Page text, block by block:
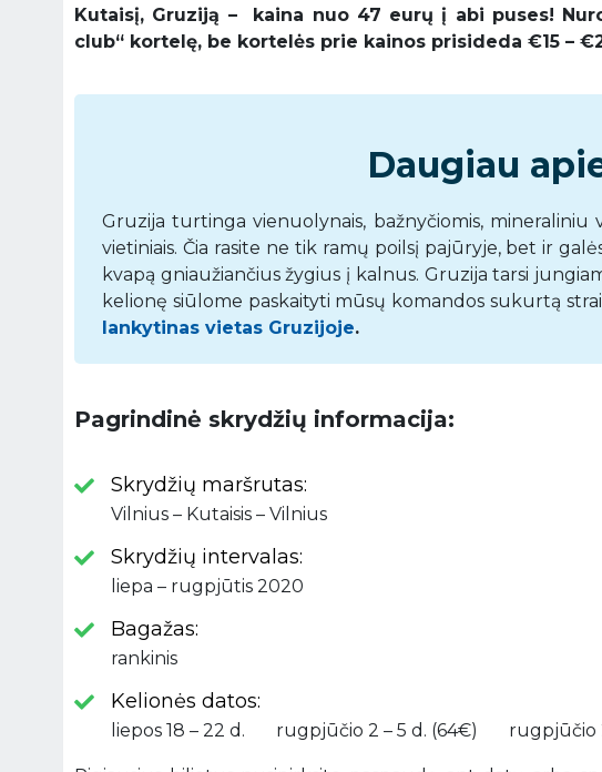
Kutaisį, Gruziją – kaina nuo 47 eurų į abi puses!
club“ kortelę, be kortelės prie kainos prisideda €15 –
Daugiau
Gruzija turtinga vienuolynais, bažnyčiomis,
vietiniais. Čia rasite ne tik ramų poilsį pajūryje, bet ir
kvapą gniaužiančius žygius į kalnus. Gruzija tarsi
kelionę siūlome paskaityti mūsų komandos sukurtą
lankytinas vietas Gruzijoje.
Pagrindinė skrydžių informacija:
Skrydžių maršrutas:
Vilnius – Kutaisis – Vilnius
Skrydžių intervalas:
liepa – rugpjūtis 2020
Bagažas:
rankinis
Kelionės datos:
liepos 18 – 22 d. rugpjūčio 2 – 5 d. (64€) rugpjūčio